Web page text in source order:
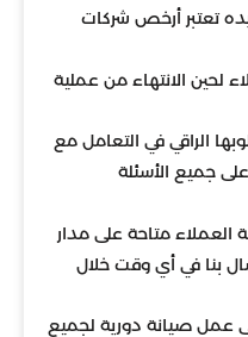
تعتبر أرخص شركات
لحين الانتهاء من عملية
الراقي في التعامل مع
على جميع الأسئلة
العملاء متاحة على مدار
بنا في أي وقت خلال
عمل صيانة دورية لجميع